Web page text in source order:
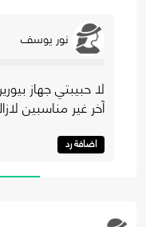
نور يوسف
آخر غير مناسبين
اضافة رد